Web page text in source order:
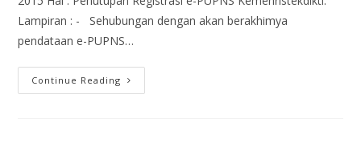
Lampiran : - Sehubungan dengan akan berakhimya
pendataan e-PUPNS…
Continue Reading